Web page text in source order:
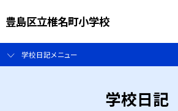
豊島区立椎名町小学校
学校日記メニュー
学校日記